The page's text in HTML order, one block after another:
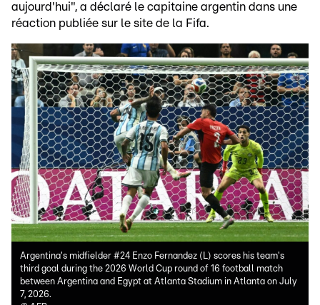
aujourd'hui", a déclaré le capitaine argentin dans une
réaction publiée sur le site de la Fifa.
Argentina's midfielder #24 Enzo Fernandez (L) scores his team's
third goal during the 2026 World Cup round of 16 football match
between Argentina and Egypt at Atlanta Stadium in Atlanta on July
7, 2026.